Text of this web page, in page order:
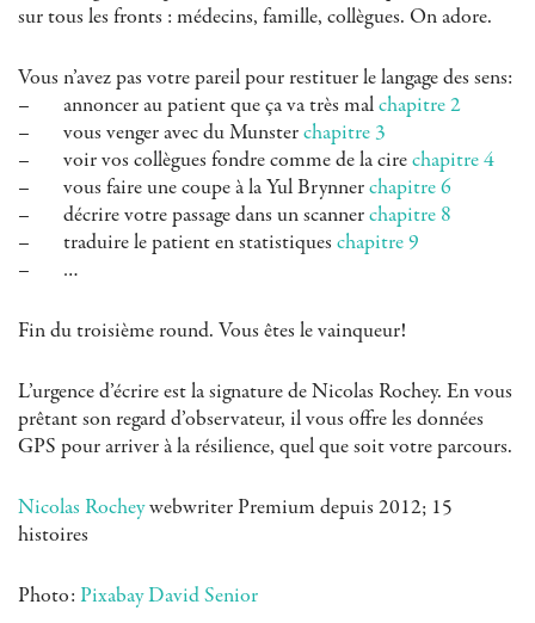
sur tous les fronts : médecins, famille, collègues. On adore.
Vous n’avez pas votre pareil pour restituer le langage des sens:
– annoncer au patient que ça va très malchapitre 2
– vous venger avec du Munsterchapitre 3
– voir vos collègues fondre comme de la cirechapitre 4
– vous faire une coupe à la Yul Brynnerchapitre 6
– décrire votre passage dans un scannerchapitre 8
– traduire le patient en statistiques chapitre 9
– …
Fin du troisième round. Vous êtes le vainqueur!
L’urgence d’écrire est la signature de Nicolas Rochey. En vous
prêtant son regard d’observateur, il vous offre les données
GPS pour arriver à la résilience, quel que soit votre parcours.
Nicolas Rocheywebwriter Premium depuis 2012; 15
histoires
Photo: Pixabay David Senior